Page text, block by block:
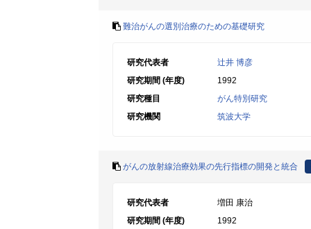
難治がんの選別治療のための基礎研究
研究代表者
辻井 博彦
研究期間 (年度)
1992
研究種目
がん特別研究
研究機関
筑波大学
がんの放射線治療効果の先行指標の開発と統合
研究代表者
増田 康治
研究期間 (年度)
1992